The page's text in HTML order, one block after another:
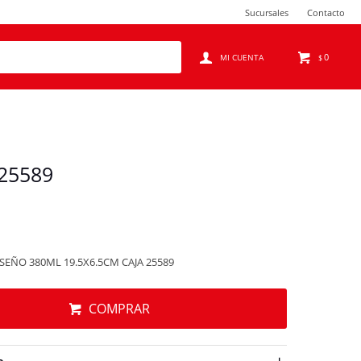
$0
Sucursales Contacto
380ML 19.5X6.5CM CAJA 25589
COMPRAR